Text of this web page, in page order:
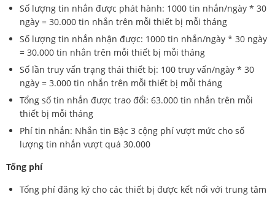
Số lượng tin nhắn được phát hành: 1000 tin nhắn/ngày * 30
ngày = 30.000 tin nhắn trên mỗi thiết bị mỗi tháng
Số lượng tin nhắn nhận được: 1000 tin nhắn/ngày * 30 ngày
= 30.000 tin nhắn trên mỗi thiết bị mỗi tháng
Số lần truy vấn trạng thái thiết bị: 100 truy vấn/ngày * 30
ngày = 3.000 tin nhắn trên mỗi thiết bị mỗi tháng
Tổng số tin nhắn được trao đổi: 63.000 tin nhắn trên mỗi
thiết bị mỗi tháng
Phí tin nhắn: Nhắn tin Bậc 3 cộng phí vượt mức cho số
lượng tin nhắn vượt quá 30.000
Tổng phí
Tổng phí đăng ký cho các thiết bị được kết nối với trung tâm